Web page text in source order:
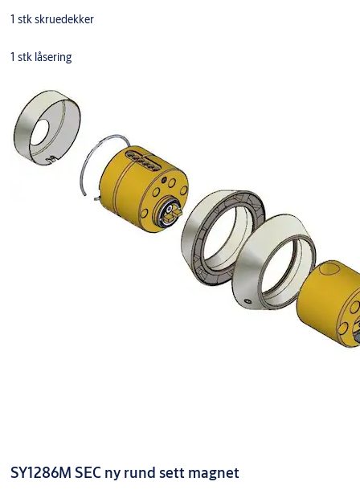
1 stk skruedekker
1 stk låsering
SY1286M SEC ny rund sett magnet